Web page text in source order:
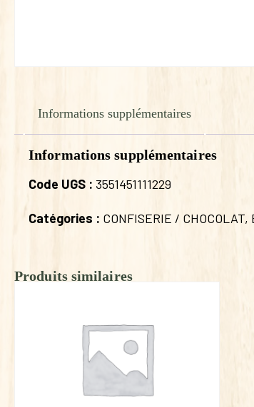
Informations supplémentaires
Informations supplémentaires
Code UGS : 3551451111229
Catégories : CONFISERIE / CHOCOLAT,
Produits similaires